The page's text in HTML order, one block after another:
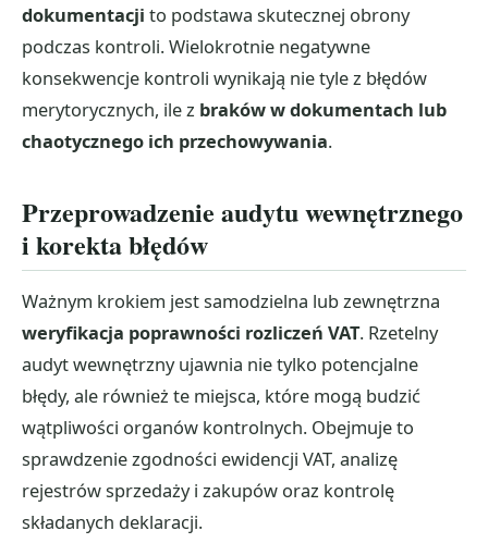
dokumentacji to podstawa skutecznej obrony
podczas kontroli. Wielokrotnie negatywne
konsekwencje kontroli wynikają nie tyle z błędów
merytorycznych, ile z braków w dokumentach lub
chaotycznego ich przechowywania.
Przeprowadzenie audytu wewnętrznego
i korekta błędów
Ważnym krokiem jest samodzielna lub zewnętrzna
weryfikacja poprawności rozliczeń VAT. Rzetelny
audyt wewnętrzny ujawnia nie tylko potencjalne
błędy, ale również te miejsca, które mogą budzić
wątpliwości organów kontrolnych. Obejmuje to
sprawdzenie zgodności ewidencji VAT, analizę
rejestrów sprzedaży i zakupów oraz kontrolę
składanych deklaracji.